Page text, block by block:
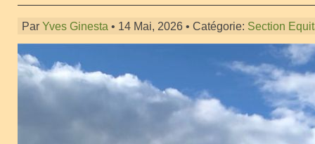
Par Yves Ginesta • 14 Mai, 2026 • Catégorie: Section